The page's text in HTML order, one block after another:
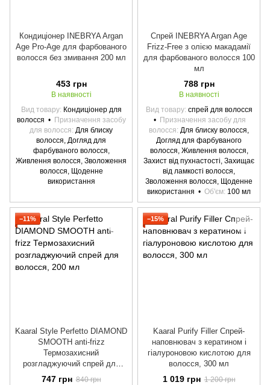
Кондиціонер INEBRYA Argan
Age Pro-Age для фарбованого
волосся без змивання 200 мл
453 грн
В наявності
Вид товару
Кондиціонер для
волосся
Призначення засобу
для волосся Для блиску
волосся, Догляд для
фарбуваного волосся,
Живлення волосся, Зволоження
волосся, Щоденне
використання
Спрей INEBRYA Argan Age
Frizz-Free з олією макадамії
для фарбованого волосся 100
мл
788 грн
В наявності
Вид товару спрей для волосся
Призначення засобу для
волосся Для блиску волосся,
Догляд для фарбуваного
волосся, Живлення волосся,
Захист від пухнастості, Захищає
від ламкості волосся,
Зволоження волосся, Щоденне
використання
Об'єм 100 мл
−11%
Kaaral Style Perfetto DIAMOND
SMOOTH anti-frizz
Термозахисний
розгладжуючий спрей для
волосся, 200 мл
747 грн 840 грн
−15%
Kaaral Purify Filler Спрей-
наповнювач з кератином і
гіалуроновою кислотою для
волосся, 300 мл
1 019 грн 1 200 грн